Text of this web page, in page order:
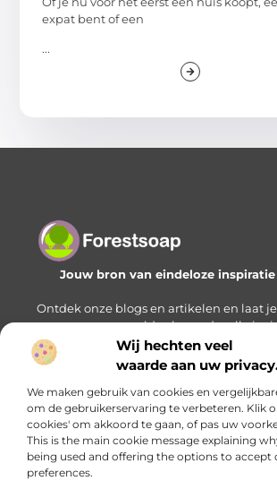
Wij hechten veel
waarde aan uw
We maken gebruik van cookies en
om de gebruikerservaring te verbeteren. Klik
cookies' om akkoord te gaan, of pas uw
This is the main cookie message explaining
being used and offering the options to accept
preferences.
expat bent of een
...
Jouw bron van eindeloze
Ontdek onze blogs en artikelen en laat
een wereld vol waardevolle
Bericht categorie
Onze informatie